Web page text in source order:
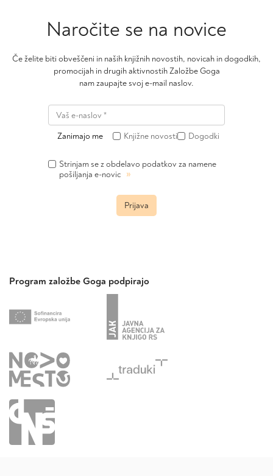
Naročite se na novice
Če želite biti obveščeni in naših knjižnih novostih, novicah in dogodkih,
promocijah in drugih aktivnostih Založbe Goga
nam zaupajte svoj e-mail naslov.
Zanimajo me Knjižne novosti Dogodki
Strinjam se z obdelavo podatkov za namene
pošiljanja e-novic »
Prijava
Program založbe Goga podpirajo